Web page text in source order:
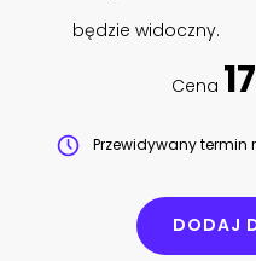
będzie widoczny.
Cena
Przewidywany termin
DODAJ